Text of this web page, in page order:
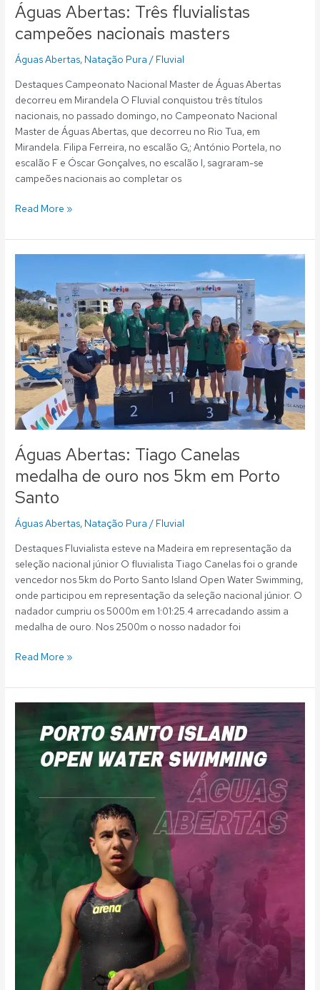
Águas Abertas: Três fluvialistas
campeões nacionais masters
Águas Abertas, Natação Pura / Fluvial
Destaques Campeonato Nacional Master de Águas Abertas
decorreu em Mirandela O Fluvial conquistou três títulos
nacionais, no passado domingo, no Campeonato Nacional
Master de Águas Abertas, que decorreu no Rio Tua, em
Mirandela. Filipa Ferreira, no escalão G,; António Portela, no
escalão F e Óscar Gonçalves, no escalão I, sagraram-se
campeões nacionais ao completar os
Read More »
Águas Abertas: Tiago Canelas
medalha de ouro nos 5km em Porto
Santo
Águas Abertas, Natação Pura / Fluvial
Destaques Fluvialista esteve na Madeira em representação da
seleção nacional júnior O fluvialista Tiago Canelas foi o grande
vencedor nos 5km do Porto Santo Island Open Water Swimming,
onde participou em representação da seleção nacional júnior. O
nadador cumpriu os 5000m em 1:01:25.4 arrecadando assim a
medalha de ouro. Nos 2500m o nosso nadador foi
Tiago
Canelas
medalha
de
ouro
nos
5km
Porto
Read More »
Abertas:
Tiago
Canelas